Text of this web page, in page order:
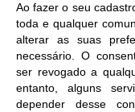
Telefones Úteis
Transparência
A Prefeitura
Enquete
Ao fazer o seu
toda e qualquer
alterar as suas
necessário. O
ser revogado a
entanto, alguns
depender desse